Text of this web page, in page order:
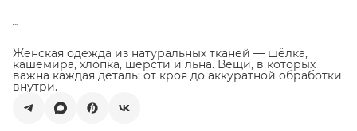
Женская одежда из натуральных тканей — шёлка,
кашемира, хлопка, шерсти и льна. Вещи, в которых
важна каждая деталь: от кроя до аккуратной обработки
внутри.